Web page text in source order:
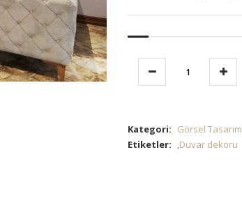
Kategori: Görsel Tasarım
Etiketler:
Duvar dekoru